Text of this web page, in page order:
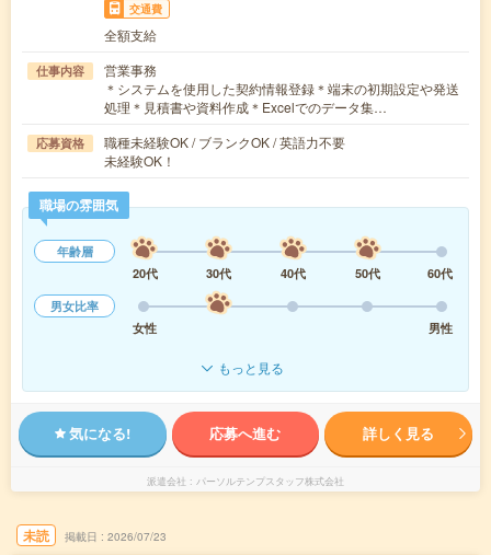
交通費
全額支給
仕事内容
営業事務
＊システムを使用した契約情報登録＊端末の初期設定や発送
処理＊見積書や資料作成＊Excelでのデータ集…
応募資格
職種未経験OK / ブランクOK / 英語力不要
未経験OK！
職場の雰囲気
年齢層
20代
30代 40代 50代
60代
男女比率
女性
男性
もっと見る
気になる! 応募へ進む 詳しく見る
派遣会社 パーソルテンプスタッフ株式会社
未読 掲載日 2026/07/23